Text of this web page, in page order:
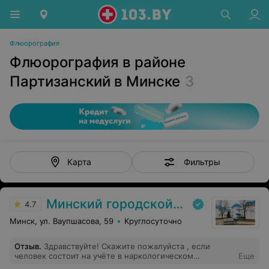
Флюорография
Флюорография в районе
Партизанский в Минске 3
Карта Фильтры
4.7 Минский городской клинический наркологический центр (МГКНЦ)
Минск, ул. Ваупшасова, 59 Круглосуточно
Отзыв. Здравствуйте! Скажите пожалуйста , если
человек состоит на учёте в наркологическом
Еще